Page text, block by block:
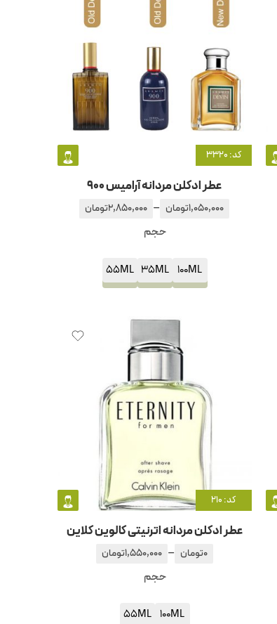
کد: 3320
عطر ادکلن مردانه آرامیس 900
1,050,000تومان –
2,850,000تومان
حجم
100ML
35ML
55ML
کد: 210
عطر ادکلن مردانه اترنیتی کالوین کلاین
0تومان –
1,550,000تومان
حجم
100ML
55ML